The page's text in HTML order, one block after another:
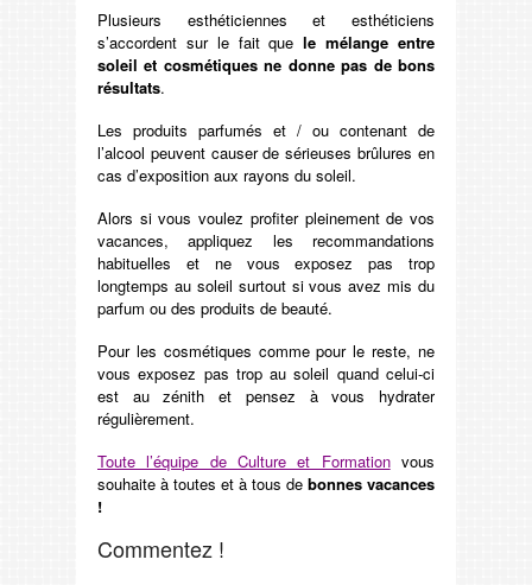
Plusieurs esthéticiennes et esthéticiens
s’accordent sur le fait quele mélange entre
soleil et cosmétiques ne donne pas de bons
résultats.
Les produits parfumés et / ou contenant de
l’alcool peuvent causer de sérieuses brûlures en
cas d’exposition aux rayons du soleil.
Alors si vous voulez profiter pleinement de vos
vacances, appliquez les recommandations
habituelles et ne vous exposez pas trop
longtemps au soleil surtout si vous avez mis du
parfum ou des produits de beauté.
Pour les cosmétiques comme pour le reste, ne
vous exposez pas trop au soleil quand celui-ci
est au zénith et pensez à vous hydrater
régulièrement.
Toute l’équipe de Culture et Formationvous
souhaite à toutes et à tous de bonnes vacances
!
Commentez !